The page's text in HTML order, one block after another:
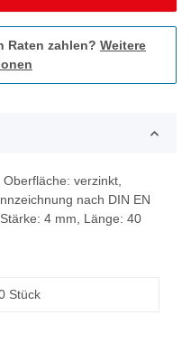
Raten zahlen? Weitere
verzinkt,
nach DIN EN
4 mm, Länge: 40
Stück